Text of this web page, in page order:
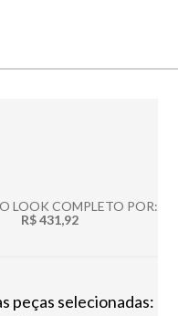
LOOK COMPLETO POR:
R$ 431,92
peças selecionadas: